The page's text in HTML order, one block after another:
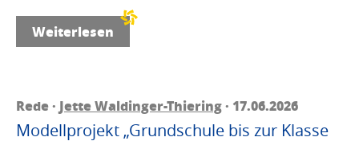
Weiterlesen
Rede · Jette Waldinger-Thiering· 17.06.2026
Modellprojekt „Grundschule bis zur Klasse